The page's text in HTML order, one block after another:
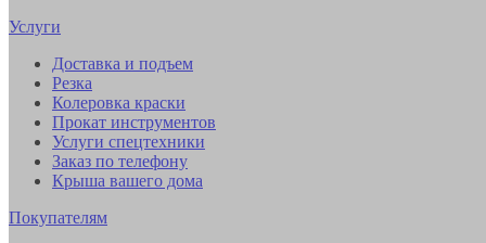
Услуги
Доставка и подъем
Резка
Колеровка краски
Прокат инструментов
Услуги спецтехники
Заказ по телефону
Крыша вашего дома
Покупателям